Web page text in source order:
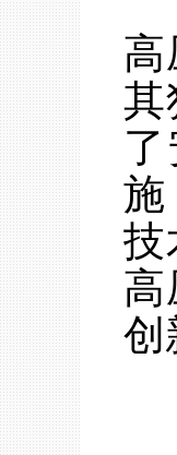
高
其
施
技
高
创